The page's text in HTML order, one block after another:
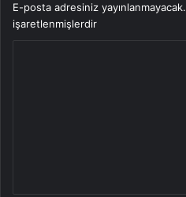
E-posta adresiniz yayınlanmayacak.
işaretlenmişlerdir